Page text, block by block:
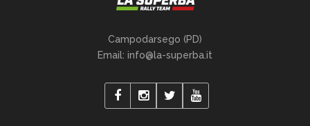
Campodarsego (PD)
Email: info@la-superba.it